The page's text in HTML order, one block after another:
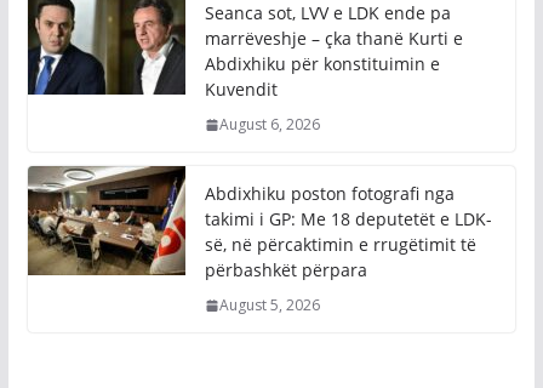
Seanca sot, LVV e LDK ende pa
marrëveshje – çka thanë Kurti e
Abdixhiku për konstituimin e
Kuvendit
August 6, 2026
Abdixhiku poston fotografi nga
takimi i GP: Me 18 deputetët e LDK-
së, në përcaktimin e rrugëtimit të
përbashkët përpara
August 5, 2026